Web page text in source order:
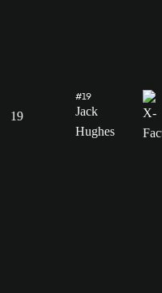
19
#19
Jack
Hughes